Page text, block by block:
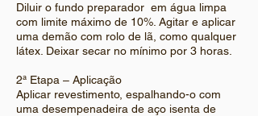
Diluir o fundo preparador em água limpa
com limite máximo de 10%. Agitar e aplicar
uma demão com rolo de lã, como qualquer
látex. Deixar secar no mínimo por 3 horas.
2ª Etapa – Aplicação
Aplicar revestimento, espalhando-o com
uma desempenadeira de aço isenta de